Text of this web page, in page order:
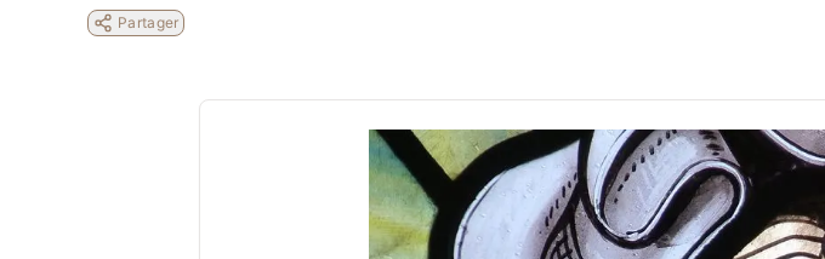
Partager